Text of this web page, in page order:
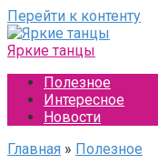
Перейти к контенту
Яркие танцы
Полезное
Интересное
Новости
Главная » Полезное